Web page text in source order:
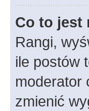
Co to jest
Rangi,
ile postów
moderator
zmienić